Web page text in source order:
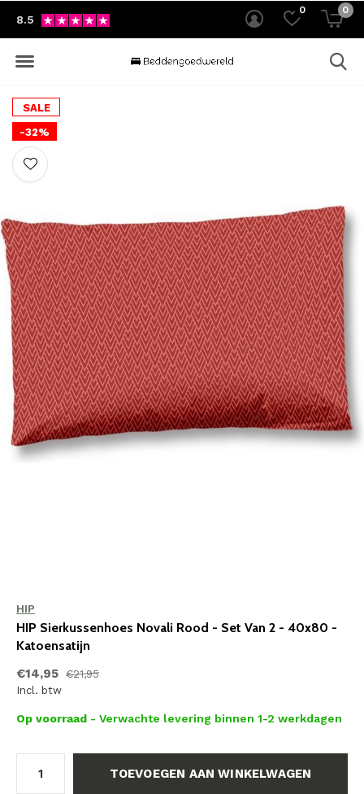
0 0
8.5
SALE
-32%
HIP
HIP Sierkussenhoes Novali Rood - Set Van 2 - 40x80 -
Katoensatijn
€14,95 €21,95
Incl. btw
Op voorraad - Verwachte levering binnen 1-2 werkdagen
TOEVOEGEN AAN WINKELWAGEN